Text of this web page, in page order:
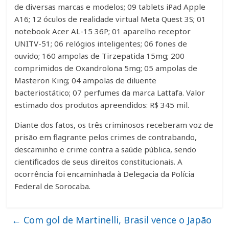
de diversas marcas e modelos; 09 tablets iPad Apple
A16; 12 óculos de realidade virtual Meta Quest 3S; 01
notebook Acer AL-15 36P; 01 aparelho receptor
UNITV-51; 06 relógios inteligentes; 06 fones de
ouvido; 160 ampolas de Tirzepatida 15mg; 200
comprimidos de Oxandrolona 5mg; 05 ampolas de
Masteron King; 04 ampolas de diluente
bacteriostático; 07 perfumes da marca Lattafa. Valor
estimado dos produtos apreendidos: R$ 345 mil.
Diante dos fatos, os três criminosos receberam voz de
prisão em flagrante pelos crimes de contrabando,
descaminho e crime contra a saúde pública, sendo
cientificados de seus direitos constitucionais. A
ocorrência foi encaminhada à Delegacia da Polícia
Federal de Sorocaba.
← Com gol de Martinelli, Brasil vence o Japão